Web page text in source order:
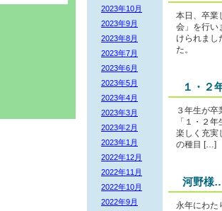
2023年10月
2023年9月
2023年8月
2023年7月
2023年6月
2023年5月
2023年4月
2023年3月
2023年2月
2023年1月
2022年12月
2022年11月
2022年10月
2022年9月
本日、卒業
会」を行い
けられまし
た。
１・２
３年生が
「１・２
楽しく充実
の種目 […]
河野様
永年にわた